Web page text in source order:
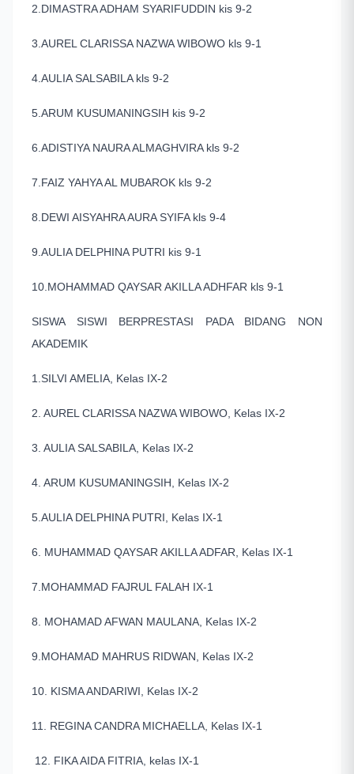
2.DIMASTRA ADHAM SYARIFUDDIN kis 9-2
3.AUREL CLARISSA NAZWA WIBOWO kls 9-1
4.AULIA SALSABILA kls 9-2
5.ARUM KUSUMANINGSIH kis 9-2
6.ADISTIYA NAURA ALMAGHVIRA kls 9-2
7.FAIZ YAHYA AL MUBAROK kls 9-2
8.DEWI AISYAHRA AURA SYIFA kls 9-4
9.AULIA DELPHINA PUTRI kis 9-1
10.MOHAMMAD QAYSAR AKILLA ADHFAR kls 9-1
SISWA SISWI BERPRESTASI PADA BIDANG NON
AKADEMIK
1.SILVI AMELIA, Kelas IX-2
2. AUREL CLARISSA NAZWA WIBOWO, Kelas IX-2
3. AULIA SALSABILA, Kelas IX-2
4. ARUM KUSUMANINGSIH, Kelas IX-2
5.AULIA DELPHINA PUTRI, Kelas IX-1
6. MUHAMMAD QAYSAR AKILLA ADFAR, Kelas IX-1
7.MOHAMMAD FAJRUL FALAH IX-1
8. MOHAMAD AFWAN MAULANA, Kelas IX-2
9.MOHAMAD MAHRUS RIDWAN, Kelas IX-2
10. KISMA ANDARIWI, Kelas IX-2
11. REGINA CANDRA MICHAELLA, Kelas IX-1
12. FIKA AIDA FITRIA, kelas IX-1